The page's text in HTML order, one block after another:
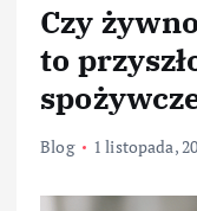
Czy
to
Blog 1 listopada,